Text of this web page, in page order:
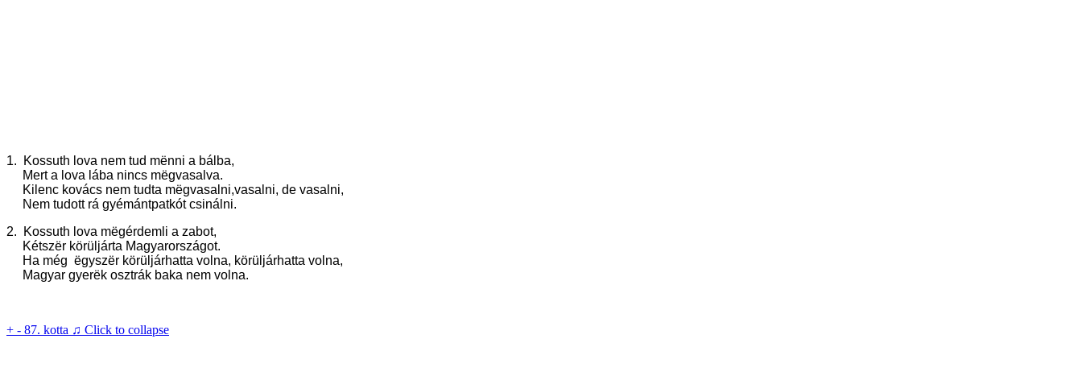
1. Kossuth lova nem tud mënni a bálba,
Mert a lova lába nincs mëgvasalva.
Kilenc kovács nem tudta mëgvasalni,vasalni, de vasalni,
Nem tudott rá gyémántpatkót csinálni.
2.
Kossuth lova mëgérdemli a zabot,
Kétszër körüljárta Magyarországot.
Ha még ëgyszër körüljárhatta volna, körüljárhatta volna,
Magyar gyerëk osztrák baka nem volna.
+ - 87. kotta ♫ Click to collapse